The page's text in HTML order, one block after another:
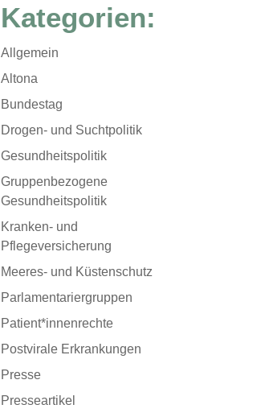
Kategorien:
Allgemein
Altona
Bundestag
Drogen- und Suchtpolitik
Gesundheitspolitik
Gruppenbezogene
Gesundheitspolitik
Kranken- und
Pflegeversicherung
Meeres- und Küstenschutz
Parlamentariergruppen
Patient*innenrechte
Postvirale Erkrankungen
Presse
Presseartikel